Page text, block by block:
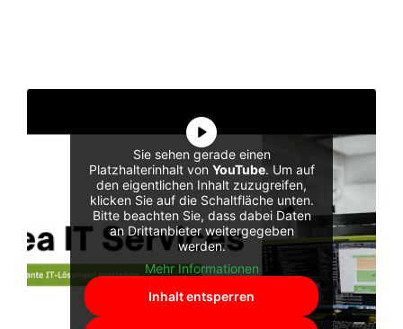
Sie sehen gerade einen
Platzhalterinhalt von YouTube. Um auf
den eigentlichen Inhalt zuzugreifen,
klicken Sie auf die Schaltfläche unten.
Bitte beachten Sie, dass dabei Daten
an Drittanbieter weitergegeben
werden.
Mehr Informationen
Inhalt entsperren